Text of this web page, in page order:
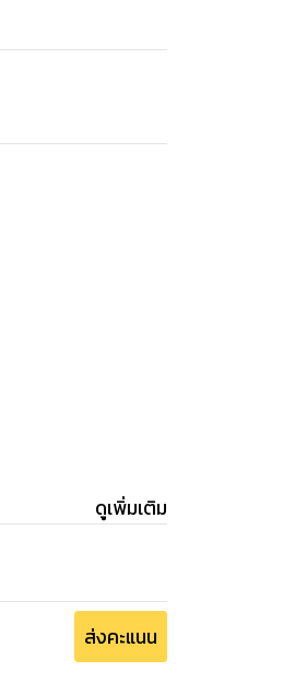
ดูเพิ่มเติม
ส่งคะแนน